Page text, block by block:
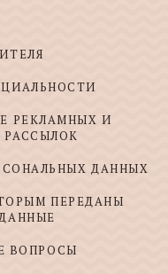
РЕКЛАМНЫХ И
ДАННЫХ
ПЕРЕДАНЫ
ВОПРОСЫ